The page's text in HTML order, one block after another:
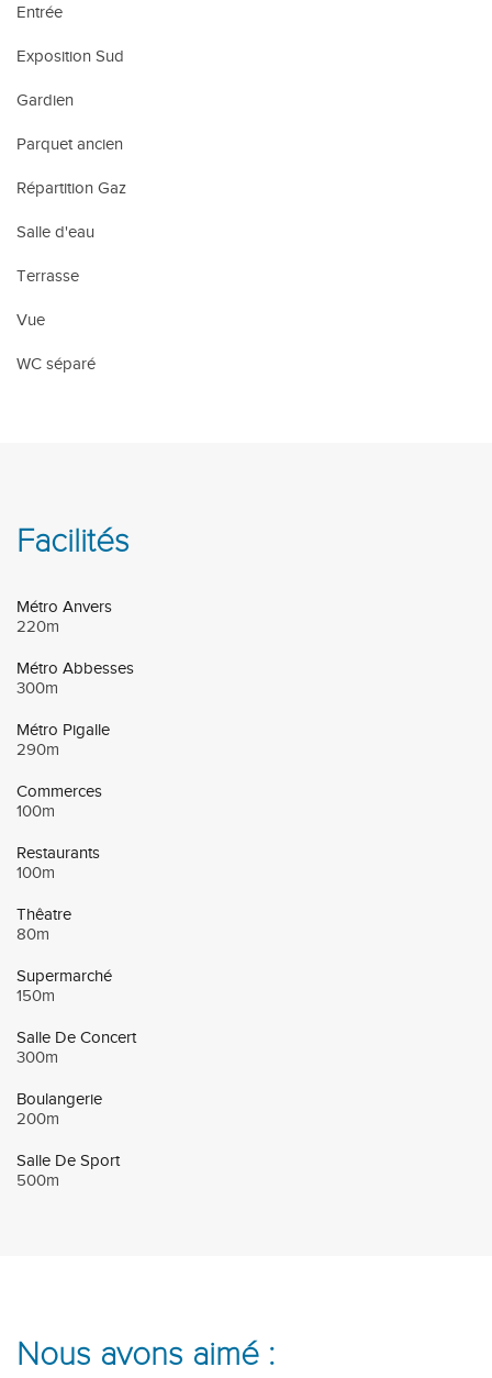
Entrée
Exposition Sud
Gardien
Parquet ancien
Répartition Gaz
Salle d'eau
Terrasse
Vue
WC séparé
Facilités
Métro Anvers
220m
Métro Abbesses
300m
Métro Pigalle
290m
Commerces
100m
Restaurants
100m
Thêatre
80m
Supermarché
150m
Salle De Concert
300m
Boulangerie
200m
Salle De Sport
500m
Nous avons aimé :